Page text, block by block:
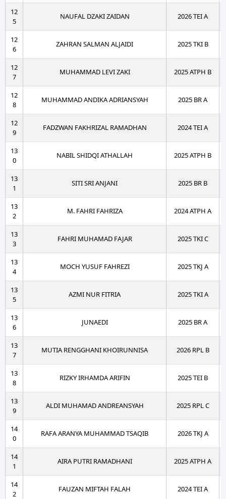
12
5
NAUFAL DZAKI ZAIDAN 2026 TEI A
12
6
ZAHRAN SALMAN ALJAIDI 2025 TKI B
12
7
MUHAMMAD LEVI ZAKI 2025 ATPH B
12
8
MUHAMMAD ANDIKA ADRIANSYAH 2025 BR A
12
9
FADZWAN FAKHRIZAL RAMADHAN 2024 TEI A
13
0
NABIL SHIDQI ATHALLAH 2025 ATPH B
13
1
SITI SRI ANJANI 2025 BR B
13
2
M. FAHRI FAHRIZA 2024 ATPH A
13
3
FAHRI MUHAMAD FAJAR 2025 TKI C
13
4
MOCH YUSUF FAHREZI 2025 TKJ A
13
5
AZMI NUR FITRIA 2025 TKI A
13
6
JUNAEDI 2025 BR A
13
7
MUTIA RENGGHANI KHOIRUNNISA 2026 RPL B
13
8
RIZKY IRHAMDA ARIFIN 2025 TEI B
13
9
ALDI MUHAMAD ANDREANSYAH 2025 RPL C
14
0
RAFA ARANYA MUHAMMAD TSAQIB 2026 TKJ A
14
1
AIRA PUTRI RAMADHANI 2025 ATPH A
14
2
FAUZAN MIFTAH FALAH 2024 TEI A